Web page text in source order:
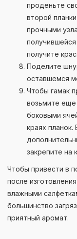
проденьте
второй
прочными
получите
Поделите
оставшемся
Чтобы гамак
возьмите еще
боковыми
краях
закрепите на
Чтобы привести в
после
влажными
большинство
приятный аромат.